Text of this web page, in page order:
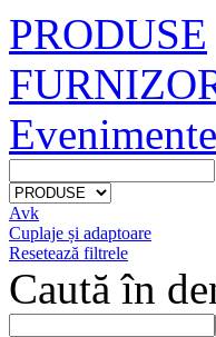
PRODUSE
Evenimente
Avk
Cuplaje și adaptoare
Resetează filtrele
Caută în